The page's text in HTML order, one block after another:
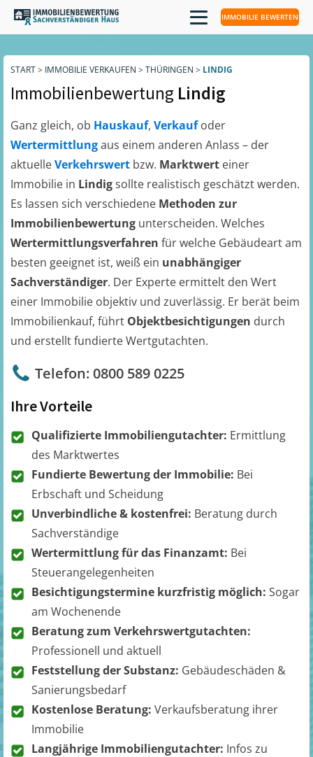
IMMOBILIE BEWERTEN
START> IMMOBILIE VERKAUFEN > THÜRINGEN > LINDIG
Immobilienbewertung Lindig
Ganz gleich, ob Hauskauf, Verkaufoder
Wertermittlungaus einem anderen Anlass – der
aktuelleVerkehrswert bzw. Marktwert einer
Immobilie in Lindigsollte realistisch geschätzt werden.
Es lassen sich verschiedene Methoden zur
Immobilienbewertung unterscheiden. Welches
Wertermittlungsverfahren für welche Gebäudeart am
besten geeignet ist, weiß ein unabhängiger
Sachverständiger. Der Experte ermittelt den Wert
einer Immobilie objektiv und zuverlässig. Er berät beim
Immobilienkauf, führt Objektbesichtigungen durch
und erstellt fundierte Wertgutachten.
Telefon: 0800 589 0225
Ihre Vorteile
Qualifizierte Immobiliengutachter: Ermittlung
des Marktwertes
Fundierte Bewertung der Immobilie: Bei
Erbschaft und Scheidung
Unverbindliche & kostenfrei: Beratung durch
Sachverständige
Wertermittlung für das Finanzamt: Bei
Steuerangelegenheiten
Besichtigungstermine kurzfristig möglich: Sogar
am Wochenende
Beratung zum Verkehrswertgutachten:
Professionell und aktuell
Feststellung der Substanz: Gebäudeschäden &
Sanierungsbedarf
Kostenlose Beratung: Verkaufsberatung ihrer
Immobilie
Langjährige Immobiliengutachter: Infos zu